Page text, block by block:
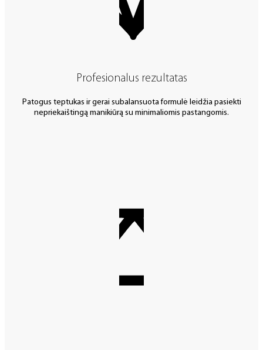
Profesionalus rezultatas
Patogus teptukas ir gerai subalansuota formulė leidžia pasiekti
nepriekaištingą manikiūrą su minimaliomis pastangomis.